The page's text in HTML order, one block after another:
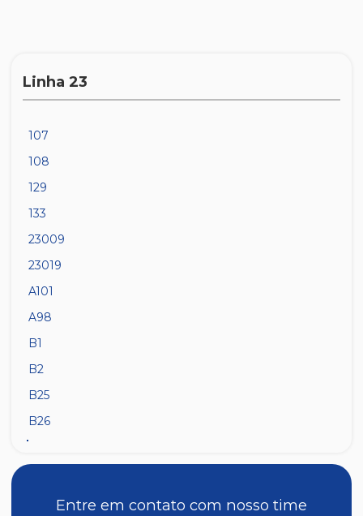
Linha 23
107
108
129
133
23009
23019
A101
A98
B1
B2
B25
B26
Entre em contato com nosso time